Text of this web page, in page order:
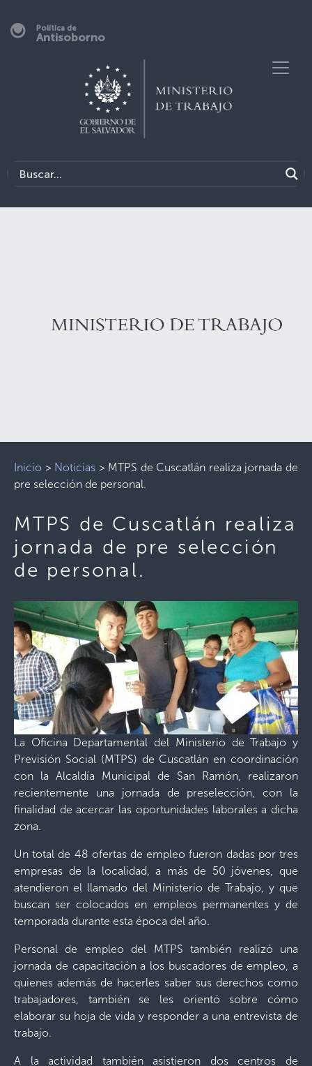
Política de
Antisoborno
Inicio > Noticias > MTPS de Cuscatlán realiza jornada de
pre selección de personal.
MTPS de Cuscatlán realiza
jornada de pre selección
de personal.
La Oficina Departamental del Ministerio de Trabajo y
Previsión Social (MTPS) de Cuscatlán en coordinación
con la Alcaldía Municipal de San Ramón, realizaron
recientemente una jornada de preselección, con la
finalidad de acercar las oportunidades laborales a dicha
zona.
Un total de 48 ofertas de empleo fueron dadas por tres
empresas de la localidad, a más de 50 jóvenes, que
atendieron el llamado del Ministerio de Trabajo, y que
buscan ser colocados en empleos permanentes y de
temporada durante esta época del año.
Personal de empleo del MTPS también realizó una
jornada de capacitación a los buscadores de empleo, a
quienes además de hacerles saber sus derechos como
trabajadores, también se les orientó sobre cómo
elaborar su hoja de vida y responder a una entrevista de
trabajo.
A la actividad también asistieron dos centros de